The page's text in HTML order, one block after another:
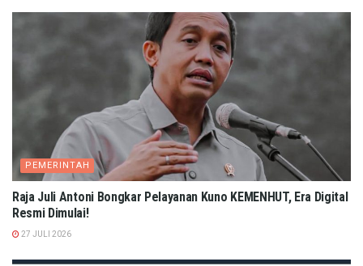
PEMERINTAH
Raja Juli Antoni Bongkar Pelayanan Kuno KEMENHUT, Era Digital
Resmi Dimulai!
27 JULI 2026